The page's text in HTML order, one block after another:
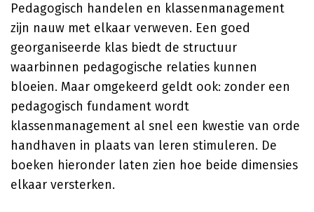
Pedagogisch handelen en klassenmanagement
zijn nauw met elkaar verweven. Een goed
georganiseerde klas biedt de structuur
waarbinnen pedagogische relaties kunnen
bloeien. Maar omgekeerd geldt ook: zonder een
pedagogisch fundament wordt
klassenmanagement al snel een kwestie van orde
handhaven in plaats van leren stimuleren. De
boeken hieronder laten zien hoe beide dimensies
elkaar versterken.